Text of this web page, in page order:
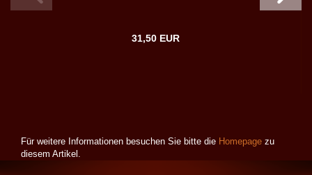
31,50 EUR
Für weitere Informationen besuchen Sie bitte die Homepage zu
diesem Artikel.